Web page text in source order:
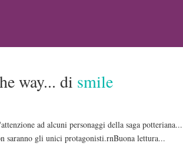
way... di smile
ad alcuni personaggi della saga
saranno gli unici protagonisti.rnBuona lettura...